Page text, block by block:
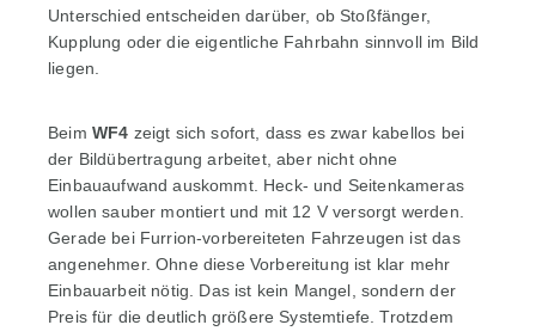
Unterschied entscheiden darüber, ob Stoßfänger,
Kupplung oder die eigentliche Fahrbahn sinnvoll im Bild
liegen.
Beim WF4 zeigt sich sofort, dass es zwar kabellos bei
der Bildübertragung arbeitet, aber nicht ohne
Einbauaufwand auskommt. Heck- und Seitenkameras
wollen sauber montiert und mit 12 V versorgt werden.
Gerade bei Furrion-vorbereiteten Fahrzeugen ist das
angenehmer. Ohne diese Vorbereitung ist klar mehr
Einbauarbeit nötig. Das ist kein Mangel, sondern der
Preis für die deutlich größere Systemtiefe. Trotzdem